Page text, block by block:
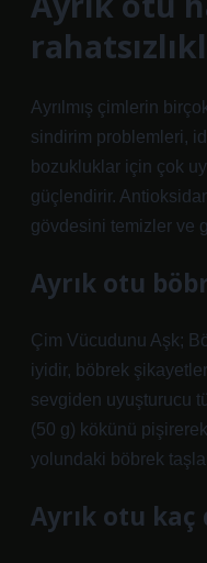
Ayrılmış çimlerin
sindirim problemleri,
bozukluklar için çok
güçlendirir.
gövdesini temizler ve
Ayrık otu
Çim Vücudunu Aşk;
iyidir, böbrek
sevgiden uyuşturucu
(50 g) kökünü
yolundaki böbrek
Ayrık otu kaç